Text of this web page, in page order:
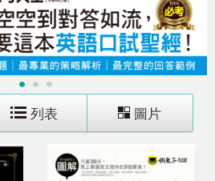
出版日期 (舊→新)
銷售量 (高→低)
銷售量 (低→高)
價格 (高→低)
1 2 3
列表 圖片